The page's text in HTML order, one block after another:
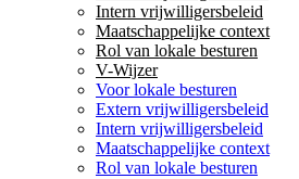
Intern vrijwilligersbeleid
Maatschappelijke context
Rol van lokale besturen
V-Wijzer
Voor lokale besturen
Extern vrijwilligersbeleid
Intern vrijwilligersbeleid
Maatschappelijke context
Rol van lokale besturen